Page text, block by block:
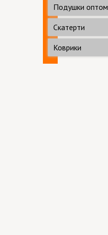
Подушки оптом
Скатерти
Коврики